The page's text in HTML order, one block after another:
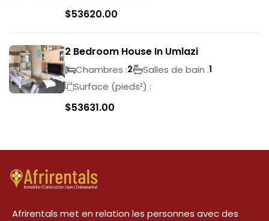
$53620.00
2 Bedroom House In Umlazi
Chambres :2 Salles de bain :1
Surface (pieds²) :
$53631.00
Afrirentals met en relation les personnes avec des